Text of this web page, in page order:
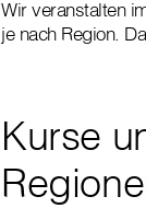
Wir veranstalten
je nach Region.
Kurse